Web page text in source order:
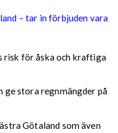
– tar in förbjuden vara
risk för åska och kraftiga
ge stora regnmängder på
Götaland som även